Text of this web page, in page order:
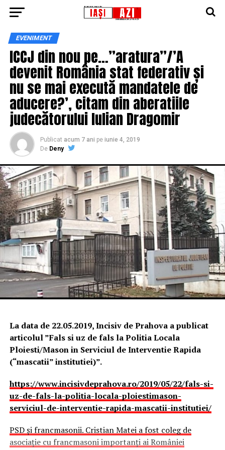
EVENIMENT
ICCJ din nou pe…”aratura”/’A
devenit România stat federativ și
nu se mai execută mandatele de
aducere?’, citam din aberatiile
judecătorului Iulian Dragomir
Publicat acum 7 ani pe iunie 4, 2019
De Deny
La data de 22.05.2019, Incisiv de Prahova a publicat
articolul ”Fals si uz de fals la Politia Locala
Ploiesti/Mason in Serviciul de Interventie Rapida
(“mascatii” institutiei)”.
https://www.incisivdeprahova.ro/2019/05/22/fals-si-
uz-de-fals-la-politia-locala-ploiestimason-
serviciul-de-interventie-rapida-mascatii-institutiei/
PSD și francmasonii. Cristian Matei a fost coleg de
asociație cu francmasoni importanți ai României